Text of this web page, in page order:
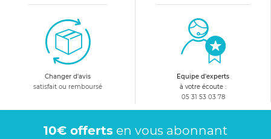
Changer d'avis
satisfait ou remboursé
Equipe d'experts
à votre écoute :
05 31 53 03 78
10€ offerts en vous abonnant